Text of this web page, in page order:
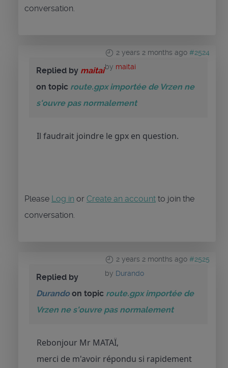
conversation.
2 years 2 months ago #2524
by maitai
Replied by maitai
on topic route.gpx importée de Vrzen ne
s'ouvre pas normalement
Il faudrait joindre le gpx en question.
Please Log in or Create an account to join the
conversation.
2 years 2 months ago #2525
by Durando
Replied by
Durandoon topic route.gpx importée de
Vrzen ne s'ouvre pas normalement
Rebonjour Mr MATAÏ,
merci de m'avoir répondu si rapidement